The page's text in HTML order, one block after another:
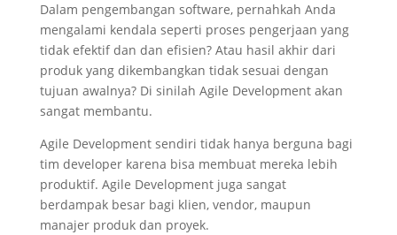
Dalam pengembangan software, pernahkah Anda
mengalami kendala seperti proses pengerjaan yang
tidak efektif dan dan efisien? Atau hasil akhir dari
produk yang dikembangkan tidak sesuai dengan
tujuan awalnya? Di sinilah Agile Development akan
sangat membantu.
Agile Development sendiri tidak hanya berguna bagi
tim developer karena bisa membuat mereka lebih
produktif. Agile Development juga sangat
berdampak besar bagi klien, vendor, maupun
manajer produk dan proyek.